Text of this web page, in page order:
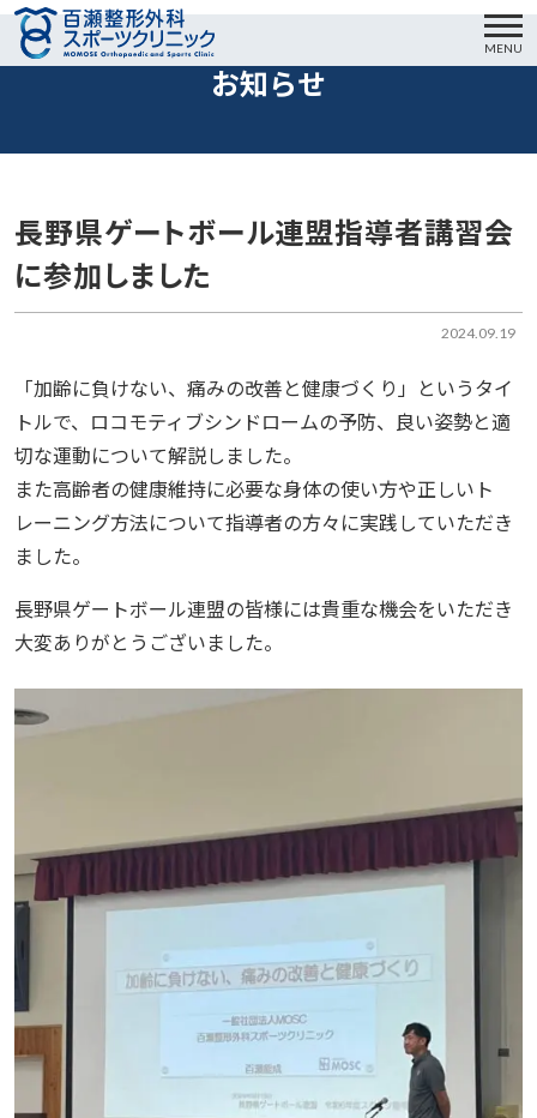
MENU
お知らせ
2024.09.19
長野県ゲートボール連盟指導者講習会
に参加しました
「加齢に負けない、痛みの改善と健康づくり」というタイ
トルで、ロコモティブシンドロームの予防、良い姿勢と適
切な運動について解説しました。
また高齢者の健康維持に必要な身体の使い方や正しいト
レーニング方法について指導者の方々に実践していただき
ました。
長野県ゲートボール連盟の皆様には貴重な機会をいただき
大変ありがとうございました。